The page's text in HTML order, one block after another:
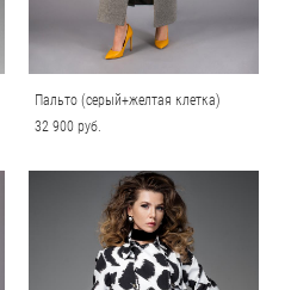
Пальто (серый+желтая клетка)
32 900 pуб.